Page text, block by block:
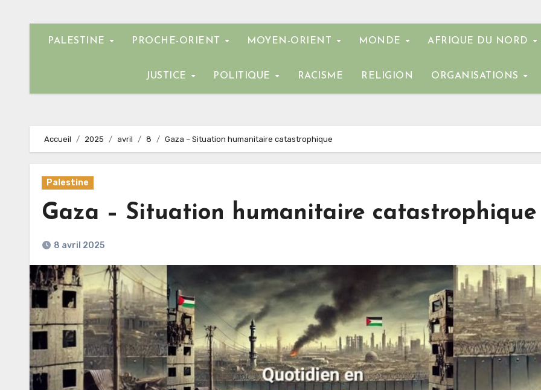
PALESTINE PROCHE-ORIENT MOYEN-ORIENT MONDE AFRIQUE DU NORD
JUSTICE POLITIQUE RACISME RELIGION ORGANISATIONS
Accueil 2025 avril 8 Gaza – Situation humanitaire catastrophique
Palestine
Gaza – Situation humanitaire catastrophique
8 avril 2025